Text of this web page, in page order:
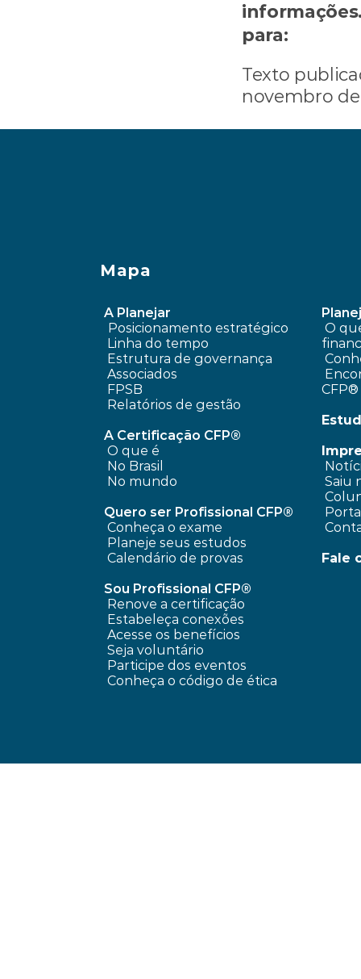
para:
Texto
novembro de
A Planejar
Posicionamento estratégico
Linha do tempo
Estrutura de governança
Associados
FPSB
Relatórios de gestão
A Certificação CFP®
O que é
No Brasil
No mundo
Quero ser Profissional CFP®
Conheça o exame
Planeje seus estudos
Calendário de provas
Sou Profissional CFP®
Renove a certificação
Estabeleça conexões
Acesse os benefícios
Seja voluntário
Participe dos eventos
Conheça o código de ética
CFP®
Saiu
Fale
Mapa